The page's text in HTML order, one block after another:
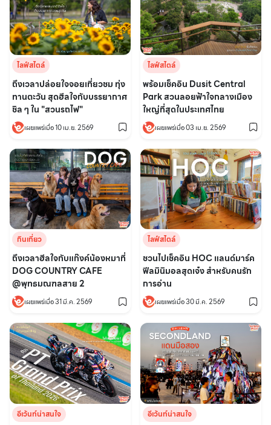
ไลฟ์สไตล์
ถึงเวลาปล่อยใจจอยเที่ยวชม ทุ่ง
ทานตะวัน สุดฮีลใจกับบรรยากาศ
ชิล ๆ ใน "สวนรถไฟ"
เผยแพร่เมื่อ 10 เม.ย. 2569
ไลฟ์สไตล์
พร้อมเช็คอิน Dusit Central
Park สวนลอยฟ้าใจกลางเมือง
ใหญ่ที่สุดในประเทศไทย
เผยแพร่เมื่อ 03 เม.ย. 2569
กินเที่ยว
ถึงเวลาฮีลใจกับแก๊งค์น้องหมาที่
DOG COUNTRY CAFE
@พุทธมณฑลสาย 2
เผยแพร่เมื่อ 31 มี.ค. 2569
ไลฟ์สไตล์
ชวนไปเช็คอิน HOC แลนด์มาร์ค
ฟีลมินิมอลสุดเจ๋ง สำหรับคนรัก
การอ่าน
เผยแพร่เมื่อ 30 มี.ค. 2569
อีเว้นท์น่าสนใจ อีเว้นท์น่าสนใจ